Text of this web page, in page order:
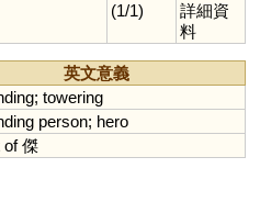
(1/1)
詳細資
料
英文意義
; towering
person; hero
of傑